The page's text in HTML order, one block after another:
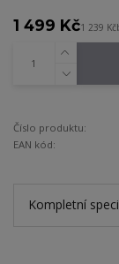
1 499 Kč1 239 Kč
Číslo produktu:
EAN kód:
Kompletní